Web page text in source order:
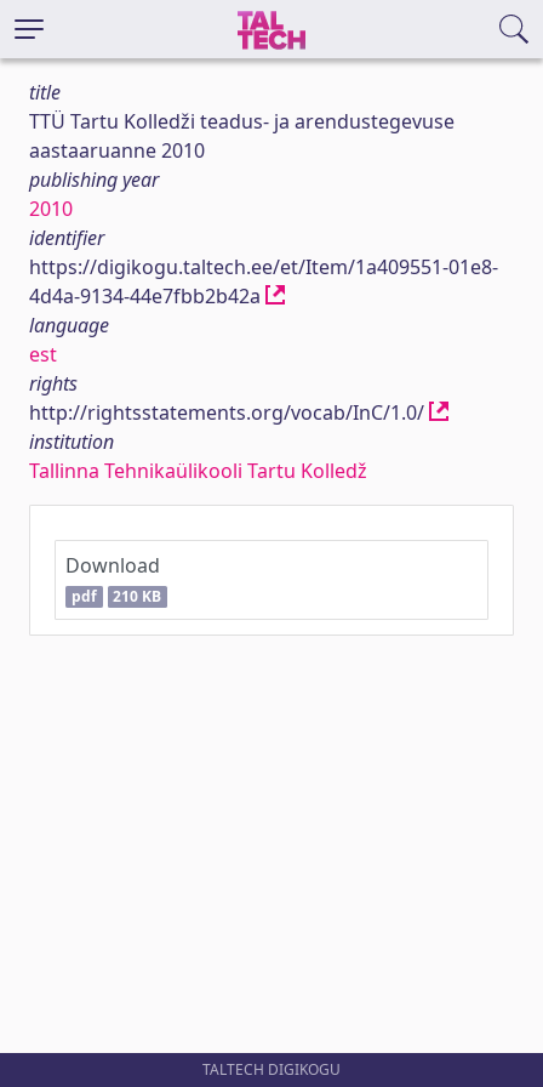
title
TTÜ Tartu Kolledži teadus- ja arendustegevuse
aastaaruanne 2010
publishing year
2010
identifier
https://digikogu.taltech.ee/et/Item/1a409551-01e8-
4d4a-9134-44e7fbb2b42a
language
est
rights
http://rightsstatements.org/vocab/InC/1.0/
institution
Tallinna Tehnikaülikooli Tartu Kolledž
Download
pdf 210 KB
TALTECH DIGIKOGU